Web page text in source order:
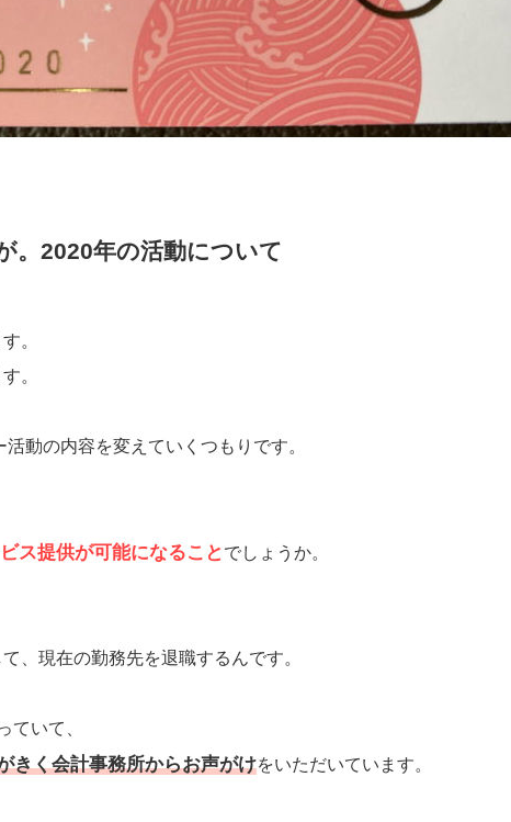
。2020年の活動について
。
。
動の内容を変えていくつもりです。
ス提供が可能になること でしょうか。
、現在の勤務先を退職するんです。
ていて、
きく会計事務所からお声がけをいただいています。